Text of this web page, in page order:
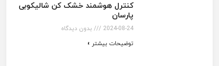
کنترل هوشمند خشک کن شالیکوبی
پارسان
2024-08-24
بدون دیدگاه
توضیحات بیشتر »